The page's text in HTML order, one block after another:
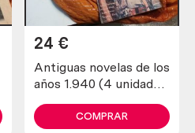
Antiguas novelas de los
años 1.940 (4 unidades
24 €
COMPRAR